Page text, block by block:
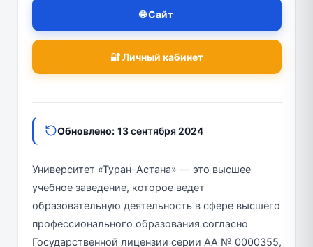
🌐 Сайт
🔐 Личный кабинет
Обновлено: 13 сентября 2024
Университет «Туран-Астана» — это высшее
учебное заведение, которое ведет
образовательную деятельность в сфере высшего
профессионального образования согласно
Государственной лицензии серии АА № 0000355,